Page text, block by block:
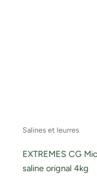
Salines et leurres
EXTREMES CG
saline orignal 4kg